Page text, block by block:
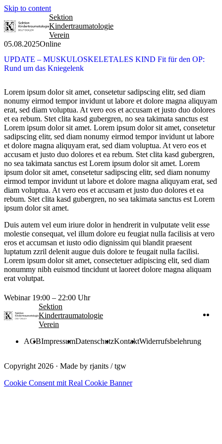
Skip to content
Sektion
Kindertraumatologie
Verein
05.08.2025Online
UPDATE – MUSKULOSKELETALES KIND Fit für den OP:
Rund um das Kniegelenk
Lorem ipsum dolor sit amet, consetetur sadipscing elitr, sed diam
nonumy eirmod tempor invidunt ut labore et dolore magna aliquyam
erat, sed diam voluptua. At vero eos et accusam et justo duo dolores
et ea rebum. Stet clita kasd gubergren, no sea takimata sanctus est
Lorem ipsum dolor sit amet. Lorem ipsum dolor sit amet, consetetur
sadipscing elitr, sed diam nonumy eirmod tempor invidunt ut labore
et dolore magna aliquyam erat, sed diam voluptua. At vero eos et
accusam et justo duo dolores et ea rebum. Stet clita kasd gubergren,
no sea takimata sanctus est Lorem ipsum dolor sit amet. Lorem
ipsum dolor sit amet, consetetur sadipscing elitr, sed diam nonumy
eirmod tempor invidunt ut labore et dolore magna aliquyam erat, sed
diam voluptua. At vero eos et accusam et justo duo dolores et ea
rebum. Stet clita kasd gubergren, no sea takimata sanctus est Lorem
ipsum dolor sit amet.
Duis autem vel eum iriure dolor in hendrerit in vulputate velit esse
molestie consequat, vel illum dolore eu feugiat nulla facilisis at vero
eros et accumsan et iusto odio dignissim qui blandit praesent
luptatum zzril delenit augue duis dolore te feugait nulla facilisi.
Lorem ipsum dolor sit amet, consectetuer adipiscing elit, sed diam
nonummy nibh euismod tincidunt ut laoreet dolore magna aliquam
erat volutpat.
Webinar 19:00 – 22:00 Uhr
Sektion
Kindertraumatologie
Verein
AGBImpressumDatenschutzKontaktWiderrufsbelehrung
Copyright 2026 · Made by rjanits /tgw
Cookie Consent mit Real Cookie Banner